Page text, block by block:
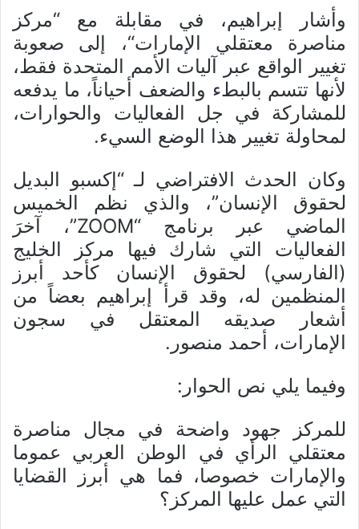
وأشار إبراهيم، في مقابلة مع “مركز
مناصرة معتقلي الإمارات“، إلى صعوبة
تغيير الواقع عبر آليات الأمم المتحدة فقط،
لأنها تتسم بالبطء والضعف أحياناً، ما يدفعه
للمشاركة في جل الفعاليات والحوارات،
لمحاولة تغيير هذا الوضع السيء.
وكان الحدث الافتراضي لـ “إكسبو البديل
لحقوق الإنسان”، والذي نظم الخميس
الماضي عبر برنامج “ZOOM”، آخرَ
الفعاليات التي شارك فيها مركز الخليج
(الفارسي) لحقوق الإنسان كأحد أبرز
المنظمين له، وقد قرأ إبراهيم بعضاً من
أشعار صديقه المعتقل في سجون
الإمارات، أحمد منصور.
وفيما يلي نص الحوار:
للمركز جهود واضحة في مجال مناصرة
معتقلي الرأي في الوطن العربي عموما
والإمارات خصوصا، فما هي أبرز القضايا
التي عمل عليها المركز؟